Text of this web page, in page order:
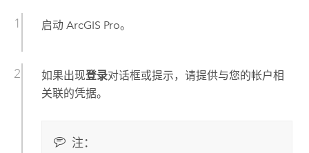
启动 ArcGIS Pro。
如果出现登录对话框或提示，请提供与您的帐户相
关联的凭据。
注：